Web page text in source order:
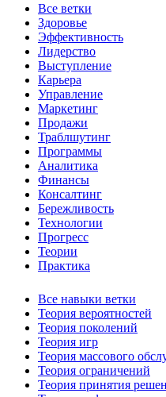
Все ветки
Здоровье
Эффективность
Лидерство
Выступление
Карьера
Управление
Маркетинг
Продажи
Траблшутинг
Программы
Аналитика
Финансы
Консалтинг
Бережливость
Технологии
Прогресс
Теории
Практика
Все навыки ветки
Теория вероятностей
Теория поколений
Теория игр
Теория массового
Теория ограничений
Теория принятия